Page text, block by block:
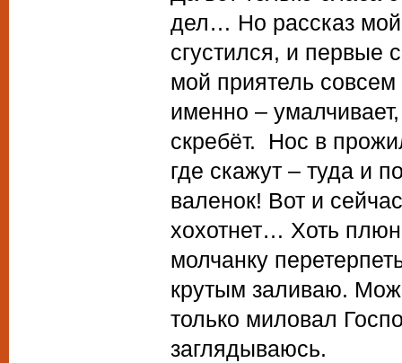
дел… Но рассказ мой
сгустился, и первые
мой приятель
именно –
скребёт. Нос в
где скажут – туда и
валенок! Вот и
хохотнет… Хоть
молчанку
крутым заливаю.
только миловал
заглядываюсь.